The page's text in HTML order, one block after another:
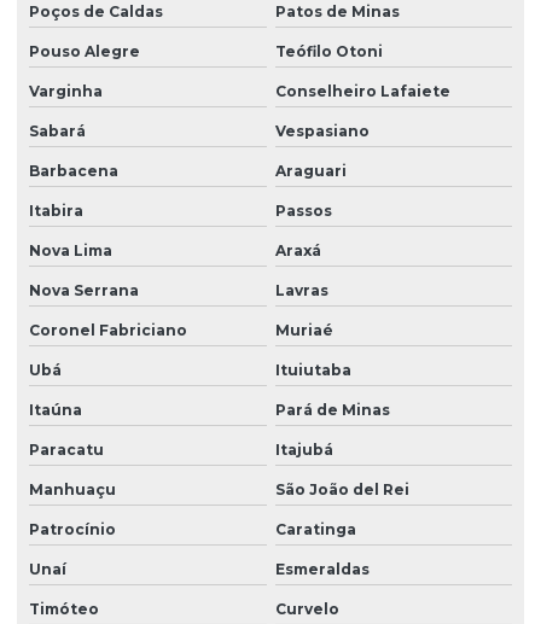
Poços de Caldas Patos de Minas
Pouso Alegre Teófilo Otoni
Varginha Conselheiro Lafaiete
Sabará Vespasiano
Barbacena Araguari
Itabira Passos
Nova Lima Araxá
Nova Serrana Lavras
Coronel Fabriciano Muriaé
Ubá Ituiutaba
Itaúna Pará de Minas
Paracatu Itajubá
Manhuaçu São João del Rei
Patrocínio Caratinga
Unaí Esmeraldas
Timóteo Curvelo